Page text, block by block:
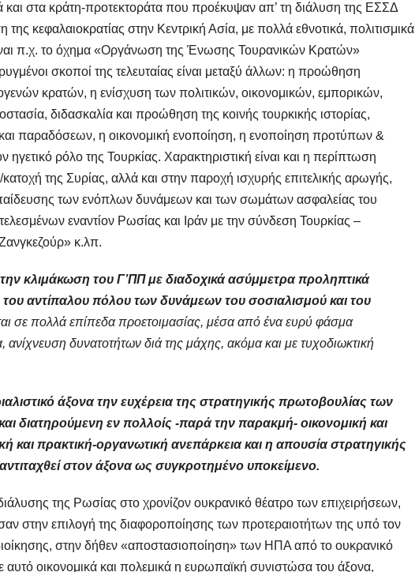
και στα κράτη-προτεκτοράτα που προέκυψαν απ’ τη διάλυση της ΕΣΣΔ
κεφαλαιοκρατίας στην Κεντρική Ασία, με πολλά εθνοτικά, πολιτισμικά
π.χ. το όχημα «Οργάνωση της Ένωσης Τουρανικών Κρατών»
σκοποί της τελευταίας είναι μεταξύ άλλων: η προώθηση
κρατών, η ενίσχυση των πολιτικών, οικονομικών, εμπορικών,
διδασκαλία και προώθηση της κοινής τουρκικής ιστορίας,
παραδόσεων, η οικονομική ενοποίηση, η ενοποίηση προτύπων &
ρόλο της Τουρκίας. Χαρακτηριστική είναι και η περίπτωση
της Συρίας, αλλά και στην παροχή ισχυρής επιτελικής αρωγής,
των ενόπλων δυνάμεων και των σωμάτων ασφαλείας του
εναντίον Ρωσίας και Ιράν με την σύνδεση Τουρκίας –
κ.λπ.
την κλιμάκωση του Γ’ΠΠ με διαδοχικά ασύμμετρα προληπτικά
αντίπαλου πόλου των δυνάμεων του σοσιαλισμού και του
σε πολλά επίπεδα προετοιμασίας, μέσα από ένα ευρύ φάσμα
ανίχνευση δυνατοτήτων διά της μάχης, ακόμα και με τυχοδιωκτική
άξονα την ευχέρεια της στρατηγικής πρωτοβουλίας των
διατηρούμενη εν πολλοίς -παρά την παρακμή- οικονομική και
και πρακτική-οργανωτική ανεπάρκεια και η απουσία στρατηγικής
στον άξονα ως συγκροτημένο υποκείμενο.
της Ρωσίας στο χρονίζον ουκρανικό θέατρο των επιχειρήσεων,
στην επιλογή της διαφοροποίησης των προτεραιοτήτων της υπό τον
στην δήθεν «αποστασιοποίηση» των ΗΠΑ από το ουκρανικό
οικονομικά και πολεμικά η ευρωπαϊκή συνιστώσα του άξονα,